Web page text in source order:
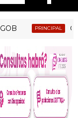
PRINCIPAL